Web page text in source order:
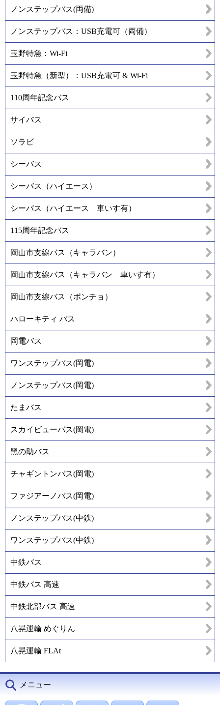
ノンステップバス(両備)
ノンステップバス：USB充電可（両備）
玉野特急：Wi-Fi
玉野特急（新型）：USB充電可 & Wi-Fi
110周年記念バス
サイバス
ソラビ
シーバス
シーバス（ハイエース）
シーバス（ハイエース 車いす有）
115周年記念バス
岡山市支線バス（キャラバン）
岡山市支線バス（キャラバン 車いす有）
岡山市支線バス（ポンチョ）
ハローキティ バス
岡電バス
ワンステップバス(岡電)
ノンステップバス(岡電)
たまバス
スカイビューバス(岡電)
黑の助バス
チャギントンバス(岡電)
ファジアーノバス(岡電)
ノンステップバス(中鉄)
ワンステップバス(中鉄)
中鉄バス
中鉄バス 高速
中鉄北部バス 高速
八晃運輸 めぐりん
八晃運輸 FLAt
メニュー